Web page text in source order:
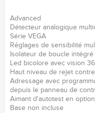
Advanced
Détecteur analogique
Série VEGA
Réglages de sensibilité
Isolateur de boucle intégré
Led bicolore avec vision
Haut niveau de rejet
Adressage avec
depuis le panneau de
Aimant d'autotest en option
Base non incluse